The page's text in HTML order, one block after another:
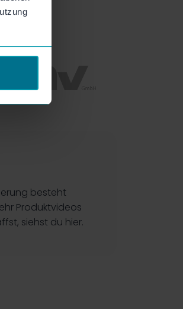
besteht
Produktvideos
siehst du hier.